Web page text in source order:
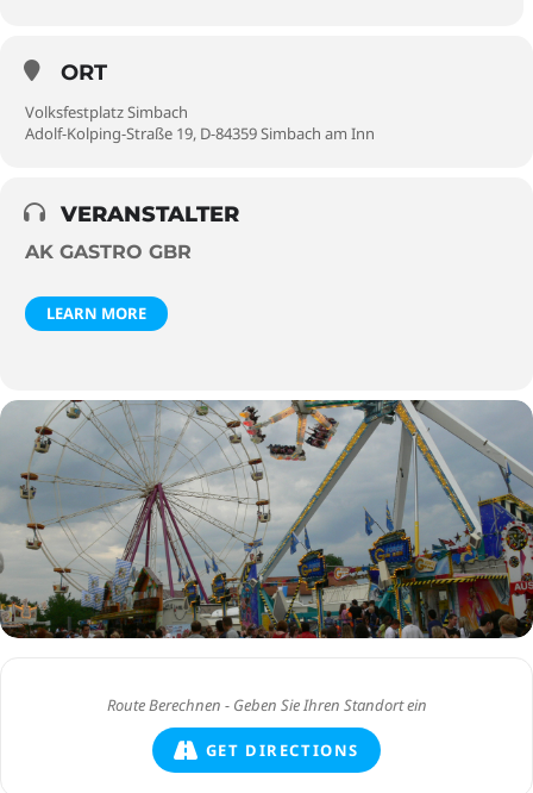
ORT
Volksfestplatz Simbach
Adolf-Kolping-Straße 19, D-84359 Simbach am Inn
VERANSTALTER
AK GASTRO GBR
LEARN MORE
GET DIRECTIONS